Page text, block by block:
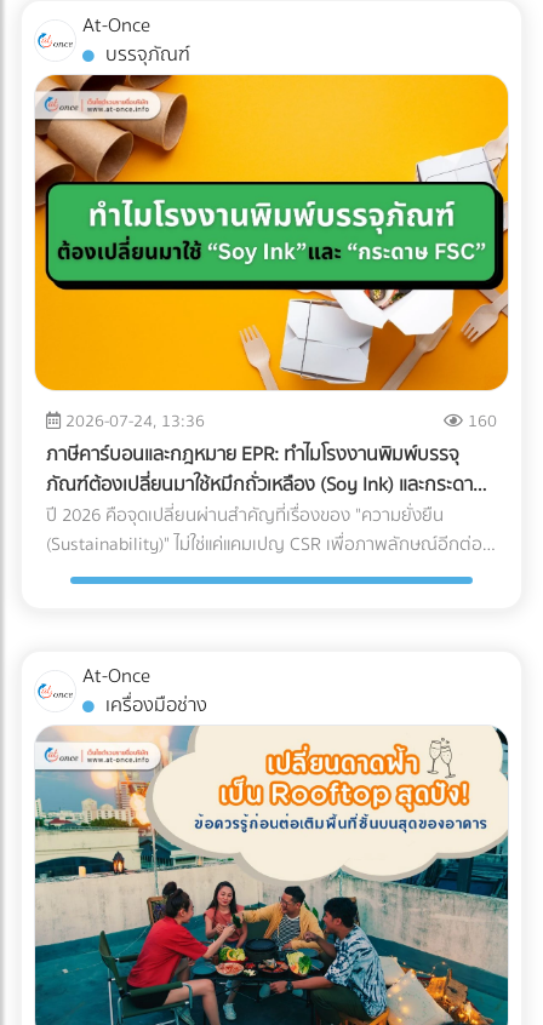
ย่อมมีราคาสูงกว่าขนส่งทั่วไปประมาณ 20-30% แต่ในมุมมอง
ของการบริหารความเสี่ยง (Risk Management) การลงทุนตรง
นี้ "คุ้มค่ามหาศาล" เมื่อเทียบกับสิ่งที่คุณต้องเสียหากเกิดข้อผิด
พลาด เช่น ค่าซ่อมแซมอะไหล่หลักแสน, ค่าเสียโอกาสจากการ
เลื่อนวันเปิดคลินิก, ค่าปรับจากโรงพยาบาล หรือแม้แต่การถูก
บริษัทประกันปฏิเสธความคุ้มครองเพราะใช้ระบบขนส่งที่ไม่ได้
มาตรฐาน การเลือกใช้บริการขนส่งเฉพาะทางจึงเปรียบเสมือน
การซื้อ "ความสบายใจ" และ "ความมั่นคง" ให้กับธุรกิจของคุณ
ครับ ???? อุปกรณ์การแพทย์ของคุณมีมูลค่าสูงเกินกว่าจะฝากไว้
กับใครก็ได้ การหาบริษัท Logistics (3PL) ที่มีรถขนส่งแบบ Air-
Ride Suspension พร้อมทีมงานที่ผ่านการอบรมมาตรฐาน
White Glove Service ไม่ใช่เรื่องง่ายและต้องใช้เวลาในการตรวจ
สอบประวัติอย่างละเอียด ลดความเสี่ยงและประหยัดเวลาของฝ่าย
จัดซื้อ ด้วยการค้นหาและเปรียบเทียบบริษัทขนส่งเฉพาะทาง
สำหรับเครื่องมือแพทย์ (Healthcare Logistics) ที่ได้มาตรฐาน
สากล ได้ฟรีที่ At-once แพลตฟอร์มรวบรวมธุรกิจ B2B ชั้นนำ
ของประเทศไทย
อุปกรณ์เหล่านี้เพียงหลักพัน สามารถนำมาตั้งเป็นแพ็กเกจ "Pro
Nomad" ที่ชาร์จราคาเพิ่มได้เดือนละหลายพันบาท แถมยังเป็น
สเปกที่ดึงดูดใจชาว Remote Worker ขั้นสุด 3. ยิงโฆษณาแบบ
เจาะจงเป้าหมาย (Precision Targeting Ads) เลิกหว่านโฆษณา
กว้างๆ แล้วหันมาใช้กลยุทธ์ยิงแอด (Digital Ads) เจาะกลุ่มคน
ต่างชาติที่ทำงานออนไลน์ เช่น ค้นหาผู้ที่สนใจ "Work from
Thailand", "Digital Nomad Visa Thailand" หรือทำ
Retargeting ไปยังกลุ่มที่เคยเข้ามาดูเว็บไซต์ของคุณแต่ยังไม่
ตัดสินใจจอง อย่าปล่อยให้โอกาสหลุดลอยไป... ให้ At-once ช่วย
คุณหาทีมที่ใช่! การปรับเปลี่ยนโครงสร้างราคา สร้าง Landing
Page ที่มี Conversion Rate สูง และการยิงโฆษณาเจาะตลาด
ต่างชาติ ต้องอาศัยความเชี่ยวชาญเฉพาะทาง หากทีม In-house
ของโรงแรมคุณมีงานล้นมืออยู่แล้ว การใช้บริการ Outsource คือ
ทางออกที่รวดเร็วและคุ้มค่าที่สุด อย่าปล่อยให้ห้องพักต้องว่าง
เปล่าในช่วง Low Season! ยกระดับการตลาดโรงแรมของคุณวัน
นี้ เข้ามาค้นหาพาร์ทเนอร์ที่เชี่ยวชาญบน At-once แพลตฟอร์ม
รวบรวมบริษัท B2B ชั้นนำของไทย เรามีตัวเลือกให้คุณครบจบใน
ที่เดียว: Digital Marketing Agency: ผู้เชี่ยวชาญด้านการวาง
กลยุทธ์และยิงแอดเจาะตลาดต่างชาติ Web Developer / UX-UI
Designer: ทีมสร้าง Landing Page และระบบ Direct Booking
เป็นยอดจองหรือยัง? เข้ามาเปรียบเทียบผลงานและติดต่อเอเจน
ซี่ระดับมืออาชีพได้ฟรีทันทีที่ At-once ให้เราเป็นสะพานเชื่อมธุรกิจ
คุณสู่ความสำเร็จ!
ทางการเงินแบบนี้อยู่ นี่คือ 5 สัญญาณอันตรายที่ AI ของ
สรรพากรจะจัดว่าบริษัทคุณเป็น "กลุ่มเสี่ยงสูง (High Risk)"
ทันที: 1. ข้อมูล e-Tax ไม่ตรงกับ Statement ธนาคาร AI
สามารถดึงข้อมูลความเคลื่อนไหวของบัญชีธนาคาร (ที่เข้าเกณฑ์
รายงาน) มาจับคู่กับรายได้ที่คุณสำแดงผ่านระบบ e-Tax Invoice
และ e-Withholding Tax หากมีเงินโอนเข้าบัญชีบริษัทจำนวนมาก
แต่ยอดขายที่แจ้งเสียภาษีกลับต่ำเตี้ยเรี่ยดิน ระบบจะตีธงแดงทันที
2. ขาดทุนสะสมติดต่อกัน... แต่เจ้าของรวยขึ้น บริษัทแจ้งงบการ
เงินว่า "ขาดทุน" หรือ "กำไรน้อยมาก" ต่อเนื่อง 3-5 ปี แต่
กรรมการบริษัทกลับมีการซื้อทรัพย์สินขนาดใหญ่ เช่น รถสปอร์ต
อสังหาริมทรัพย์ หรือมีการโอนเงินออกไปยังบัญชีส่วนตัวบ่อย
ครั้ง AI จะประเมินว่านี่คือการโยกเงินบริษัท (Siphoning) หรือการ
ปกปิดรายได้ 3. สินค้าคงเหลือ (Inventory) ในงบ ไม่สอดคล้อง
กับความเป็นจริง นี่คือจุดตายของธุรกิจซื้อมาขายไป หากยอด
ขายของคุณน้อย แต่การสั่งซื้อวัตถุดิบหรือนำเข้าสินค้ามีปริมาณ
มหาศาลจน "สต็อกบวม" ผิดปกติ สรรพากรจะตั้งข้อสงสัยว่า
คุณแอบขายสินค้าแบบไม่มีใบกำกับภาษี (ขายของเถื่อน/ขายตัด
ราคา) 4. ค่าใช้จ่ายเบ็ดเตล็ดและค่ารับรองพุ่งสูงปรี๊ด การยัด
"รายจ่ายส่วนตัว" เข้ามาเป็น "ค่าใช้จ่ายบริษัท" เป็นเรื่องที่ AI จับ
ทางได้ง่ายมาก หากหมวดหมู่ค่ารับรอง ค่าเดินทาง หรือค่าใช้จ่าย
ได้เลย 5. ทำธุรกรรมคริปโตฯ หรือ Digital Assets โดยไม่ลง
บัญชี การรับชำระค่าสินค้าจากคู่ค้าต่างประเทศด้วย
Cryptocurrency แล้วไม่แปลงค่าเงินมาบันทึกเป็นรายได้ หรือโอน
เข้ากระเป๋าส่วนตัว ถือเป็นการหลบเลี่ยงภาษีที่ปัจจุบันสรรพากร
ร่วมมือกับกระดานเทรด (Exchange) เพื่อตรวจสอบร่องรอย
(Blockchain Tracing) ได้อย่างแม่นยำ อย่ารอให้จดหมาย
ประเมินภาษีย้อนหลังส่งมาถึงบริษัท! การป้องกันที่ดีที่สุดคือการ
วางโครงสร้างระบบบัญชีที่โปร่งใสและถูกต้องตามกฎหมาย หาก
คุณต้องการเปลี่ยนผู้ทำบัญชี หรือกำลังมองหาสำนักงานบัญชีที่
เชี่ยวชาญ โดยเฉพาะการวางแผนภาษีองค์กรยุคใหม่... เข้ามา
เลือกเปรียบเทียบผู้เชี่ยวชาญตัวจริงได้ที่ At-once เพื่อหมดห่วง
เรื่องภาษี แล้วโฟกัสกับการเติบโตของธุรกิจได้อย่างเต็มที่!
At-Once
บรรจุภัณฑ์
2026-07-24, 13:36 160
ภาษีคาร์บอนและกฎหมาย EPR: ทำไมโรงงานพิมพ์บรรจุ
ภัณฑ์ต้องเปลี่ยนมาใช้หมึกถั่วเหลือง (Soy Ink) และกระดาษ
FSC
ปี 2026 คือจุดเปลี่ยนผ่านสำคัญที่เรื่องของ "ความยั่งยืน
(Sustainability)" ไม่ใช่แค่แคมเปญ CSR เพื่อภาพลักษณ์อีกต่อ
ไป แต่กลายเป็น "กำแพงภาษี" และ "ข้อกีดกันทางการค้า" ที่ส่ง
ของคุณผลิตบรรจุภัณฑ์ที่รีไซเคิลยาก หรือปล่อยคาร์บอนสูง
ลูกค้ารายใหญ่ระดับโลกจะตัดคุณออกจาก Supply Chain ทันที
นี่คือเหตุผลว่าทำไมการเปลี่ยนมาใช้วัสดุรักษ์โลกจึงเป็นทางรอด
เดียว ทำไมต้องเป็นกระดาษ FSC และ หมึกถั่วเหลือง (Soy Ink)?
เมื่อพูดถึงการพิมพ์บรรจุภัณฑ์ องค์ประกอบหลักที่ถูกเพ่งเล็งคือ
"กระดาษ" และ "หมึกพิมพ์" กระดาษ FSC (Forest Stewardship
Council): คือกระดาษที่ได้รับการรับรองว่ามาจากป่าปลูกเชิง
พาณิชย์ที่มีการจัดการอย่างยั่งยืน ไม่ตัดไม้ทำลายป่า การใช้
สัญลักษณ์ FSC บนบรรจุภัณฑ์คือใบผ่านทางชั้นดีที่ช่วยให้สินค้า
ของคุณส่งออกไปยังยุโรปและอเมริกาได้โดยไม่ถูกตั้งคำถาม หมึก
ถั่วเหลือง (Soy Ink): หมึกพิมพ์แบบดั้งเดิม (Petroleum-based)
มีสาร VOCs (Volatile Organic Compounds) สูง ซึ่งเป็นก๊าซ
At-Once
เครื่องมือช่าง